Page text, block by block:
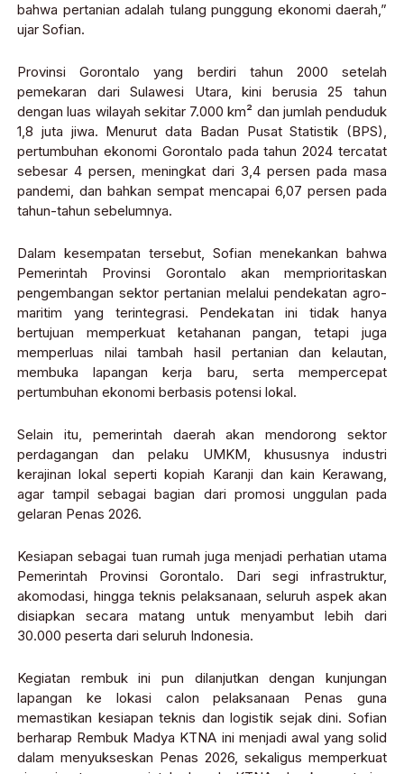
bahwa pertanian adalah tulang punggung ekonomi daerah,”
ujar Sofian.
Provinsi Gorontalo yang berdiri tahun 2000 setelah
pemekaran dari Sulawesi Utara, kini berusia 25 tahun
dengan luas wilayah sekitar 7.000 km² dan jumlah penduduk
1,8 juta jiwa. Menurut data Badan Pusat Statistik (BPS),
pertumbuhan ekonomi Gorontalo pada tahun 2024 tercatat
sebesar 4 persen, meningkat dari 3,4 persen pada masa
pandemi, dan bahkan sempat mencapai 6,07 persen pada
tahun-tahun sebelumnya.
Dalam kesempatan tersebut, Sofian menekankan bahwa
Pemerintah Provinsi Gorontalo akan memprioritaskan
pengembangan sektor pertanian melalui pendekatan agro-
maritim yang terintegrasi. Pendekatan ini tidak hanya
bertujuan memperkuat ketahanan pangan, tetapi juga
memperluas nilai tambah hasil pertanian dan kelautan,
membuka lapangan kerja baru, serta mempercepat
pertumbuhan ekonomi berbasis potensi lokal.
Selain itu, pemerintah daerah akan mendorong sektor
perdagangan dan pelaku UMKM, khususnya industri
kerajinan lokal seperti kopiah Karanji dan kain Kerawang,
agar tampil sebagai bagian dari promosi unggulan pada
gelaran Penas 2026.
Kesiapan sebagai tuan rumah juga menjadi perhatian utama
Pemerintah Provinsi Gorontalo. Dari segi infrastruktur,
akomodasi, hingga teknis pelaksanaan, seluruh aspek akan
disiapkan secara matang untuk menyambut lebih dari
30.000 peserta dari seluruh Indonesia.
Kegiatan rembuk ini pun dilanjutkan dengan kunjungan
lapangan ke lokasi calon pelaksanaan Penas guna
memastikan kesiapan teknis dan logistik sejak dini. Sofian
berharap Rembuk Madya KTNA ini menjadi awal yang solid
dalam menyukseskan Penas 2026, sekaligus memperkuat